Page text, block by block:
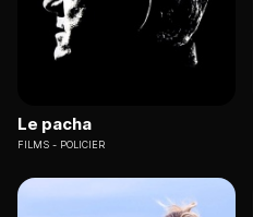
Le pacha
FILMS POLICIER